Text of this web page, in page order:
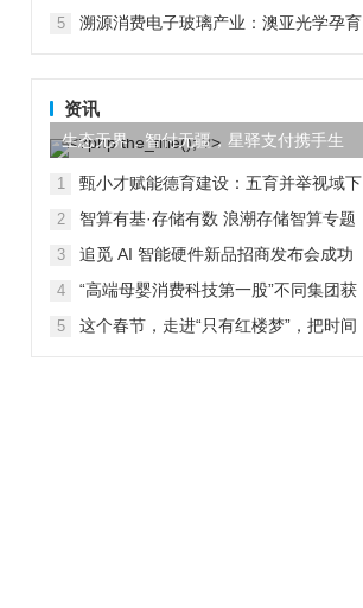
5
溯源消费电子玻璃产业：澳亚光学孕育
资讯
生态无界，智付无疆，星驿支付携手生
态伙伴共创全球数字商业
1
甄小才赋能德育建设：五育并举视域下
2
智算有基·存储有数 浪潮存储智算专题
动圆满举办
3
追觅 AI 智能硬件新品招商发布会成功
4
“高端母婴消费科技第一股”不同集团获
5
这个春节，走进“只有红楼梦”，把时间